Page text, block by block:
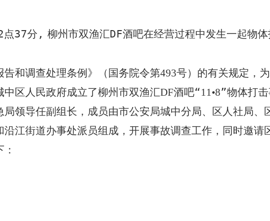
点37分 , 柳州市双渔汇DF酒吧在经营过程中发生一起物
和调查处理条例》（国务院令第493号）的有关规定，
区人民政府成立了柳州市双渔汇DF酒吧“11•8”物体打
领导任副组长，成员由市公安局城中分局、区人社局、
沿江街道办事处派员组成，开展事故调查工作，同时邀请